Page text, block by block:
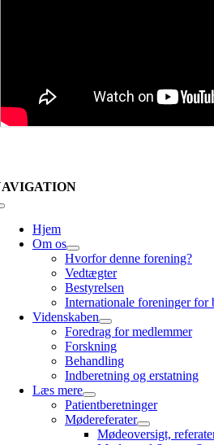
Hjem
Om os
Hvorfor denne forening?
Vedtægter
Bestyrelsen
Internationale foreninger for
Videnskaben
Foredrag for medlemmer
Forskning
Behandling
Indberetning og erstatning
Læs mere
Patientberetninger
Mødereferater
Mødeoversigt,